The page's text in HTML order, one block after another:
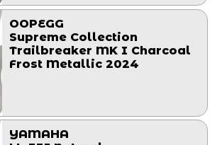
OOPEGG
Supreme Collection
Trailbreaker MK I Charcoal
Frost Metallic 2024
YAMAHA